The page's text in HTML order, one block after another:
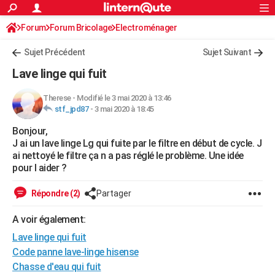
ACTUALITÉS
Politique
Société
Faits Divers
Education
Monde
Villes
+
Retraite
Impôts
Epargne
Immobilier
Risques naturels par ville
Banque
Assurance
Crédit
AUTO
Essais
Réserver un essai
Citadines
Berlines
SUV
Forum auto
+HIGH-TECH
Mobiles
Meilleur smartphone
Internet
Ordinateurs
Jeux vidéo
Guide high-tech
+BRICOLAGE
Forum
Aménagement intérieur
Extérieur
Cuisine
Salle de bains
Jardinage
Rangement
WEEK-END
LIFESTYLE
Art de vivre
Bien-être
Loisirs
Mode
Modes de vie
SANTE
Alimentation
Guide de la santé
Maladies
Médicaments
Sommeil
VOYAGE
S'inscrire
Connexion
Forum Forum Bricolage Electroménager
Sujet Précédent Sujet Suivant
Lave linge qui fuit
Therese- Modifié le 3 mai 2020 à 13:46
stf_jpd87- 3 mai 2020 à 18:45
Bonjour,
J ai un lave linge Lg qui fuite par le filtre en début de cycle. J
ai nettoyé le filtre ça n a pas réglé le problème. Une idée
pour l aider ?
Répondre (2) Partager
A voir également:
Lave linge qui fuit
Code panne lave-linge hisense
Chasse d'eau qui fuit